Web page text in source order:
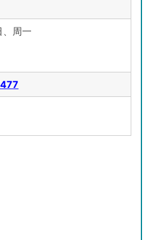
、周一